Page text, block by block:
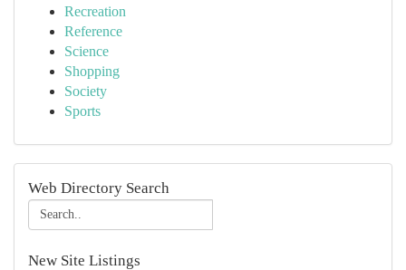
Recreation
Reference
Science
Shopping
Society
Sports
Web Directory Search
New Site Listings